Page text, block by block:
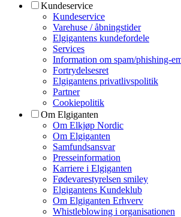
Kundeservice
Kundeservice
Varehuse / åbningstider
Elgigantens kundefordele
Services
Information om spam/phishing-
Fortrydelsesret
Elgigantens privatlivspolitik
Partner
Cookiepolitik
Om Elgiganten
Om Elkjøp Nordic
Om Elgiganten
Samfundsansvar
Presseinformation
Karriere i Elgiganten
Fødevarestyrelsen smiley
Elgigantens Kundeklub
Om Elgiganten Erhverv
Whistleblowing i organisationen